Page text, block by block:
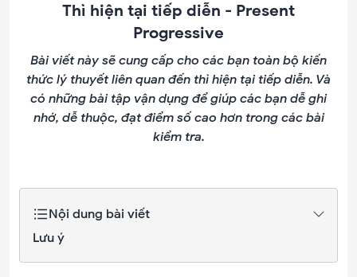
Thì hiện tại tiếp diễn - Present
Progressive
Bài viết này sẽ cung cấp cho các bạn toàn bộ kiến
thức lý thuyết liên quan đến thì hiện tại tiếp diễn. Và
có những bài tập vận dụng để giúp các bạn dễ ghi
nhớ, dễ thuộc, đạt điểm số cao hơn trong các bài
kiểm tra.
Nội dung bài viết
Lưu ý